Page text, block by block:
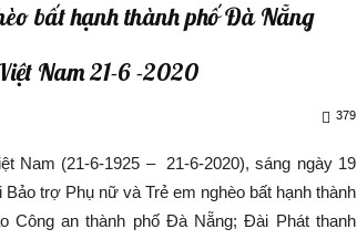
bất hạnh thành phố Đà Nẵng
Nam 21-6 -2020
379
(21-6-1925 – 21-6-2020), sáng ngày 19
trợ Phụ nữ và Trẻ em nghèo bất hạnh thành
Công an thành phố Đà Nẵng; Đài Phát thanh